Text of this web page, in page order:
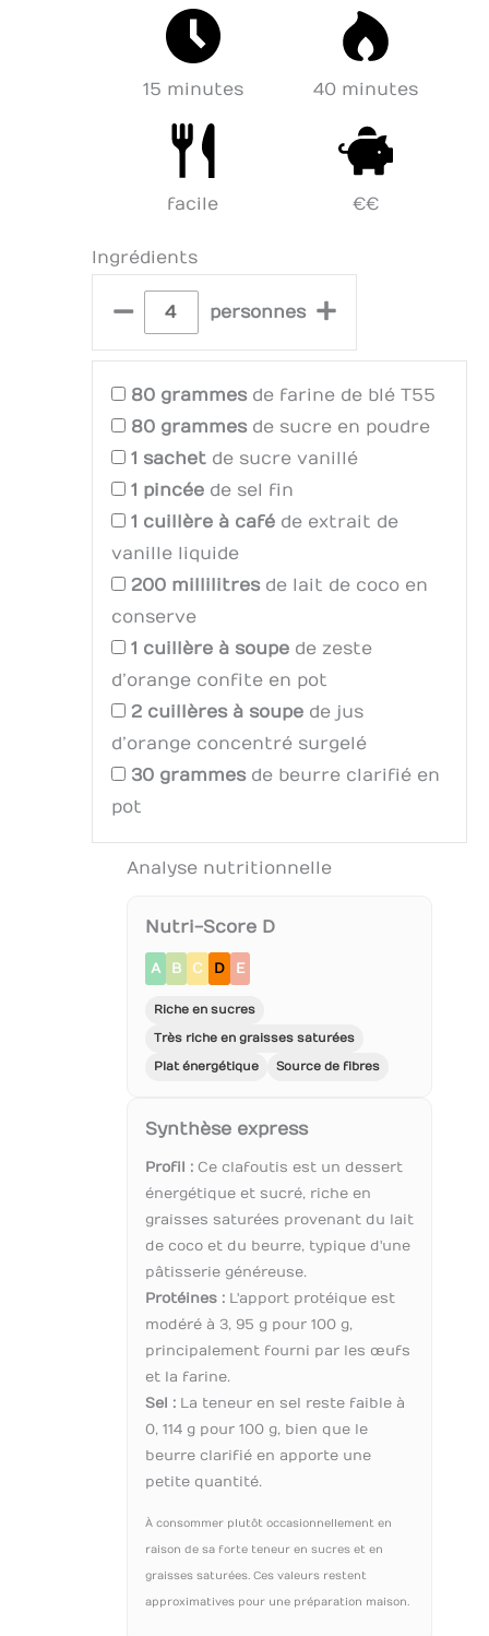
15 minutes 40 minutes
facile €€
Ingrédients
– personnes +
80 grammesde farine de blé T55
80 grammesde sucre en poudre
1 sachet de sucre vanillé
1 pincée de sel fin
1 cuillère à café de extrait de
vanille liquide
200 millilitresde lait de coco en
conserve
1 cuillère à soupe de zeste
d’orange confite en pot
2 cuillères à soupe de jus
d’orange concentré surgelé
30 grammesde beurre clarifié en
pot
Analyse nutritionnelle
Nutri-Score D
A B C D E
Riche en sucres
Très riche en graisses saturées
Plat énergétique
Source de fibres
Synthèse express
Profil : Ce clafoutis est un dessert
énergétique et sucré, riche en
graisses saturées provenant du lait
de coco et du beurre, typique d'une
pâtisserie généreuse.
Protéines : L'apport protéique est
modéré à 3, 95 g pour 100 g,
principalement fourni par les œufs
et la farine.
Sel : La teneur en sel reste faible à
0, 114 g pour 100 g, bien que le
beurre clarifié en apporte une
petite quantité.
À consommer plutôt occasionnellement en
raison de sa forte teneur en sucres et en
graisses saturées. Ces valeurs restent
approximatives pour une préparation maison.